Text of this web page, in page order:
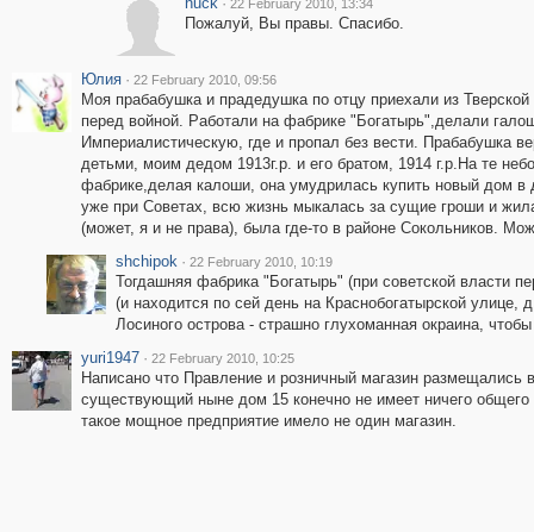
22 February 2010, 13:34
Пожалуй, Вы правы. Спасибо.
Юлия · 22 February 2010, 09:56
Моя прабабушка и прадедушка по отцу приехали из
перед войной. Работали на фабрике "Богатырь",делали
Империалистическую, где и пропал без вести. Прабабушка
детьми, моим дедом 1913г.р. и его братом, 1914 г.р.На те
фабрике,делая калоши, она умудрилась купить новый дом
уже при Советах, всю жизнь мыкалась за сущие гроши и
(может, я и не права), была где-то в районе Сокольников.
shchipok · 22 February 2010, 10:19
Тогдашняя фабрика "Богатырь" (при советской власти
(и находится по сей день на Краснобогатырской улице,
Лосиного острова - страшно глухоманная окраина,
yuri1947 · 22 February 2010, 10:25
Написано что Правление и розничный магазин
существующий ныне дом 15 конечно не имеет ничего
такое мощное предприятие имело не один магазин.